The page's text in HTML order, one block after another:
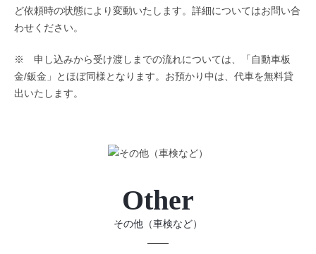
ど依頼時の状態により変動いたします。詳細についてはお問い合
わせください。
※ 申し込みから受け渡しまでの流れについては、「自動車板
金/鈑金」とほぼ同様となります。お預かり中は、代車を無料貸
出いたします。
Other
その他（車検など）